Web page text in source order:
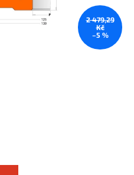
2 479,29
Kč
–5 %